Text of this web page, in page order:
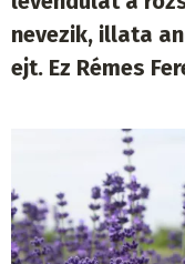
nevezik, illata
ejt. Ez Rémes